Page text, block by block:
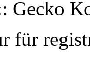
Gecko
für